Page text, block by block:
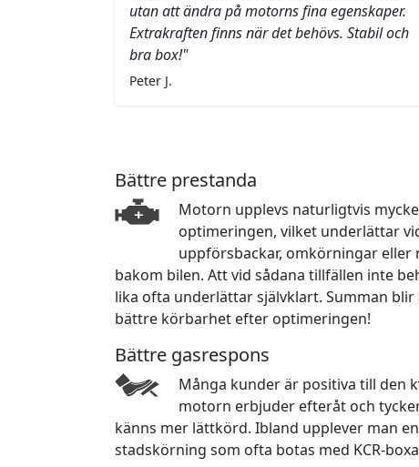
utan att ändra på motorns fina egenskaper.
Extrakraften finns när det behövs. Stabil och
bra box!"
Peter J.
Bättre prestanda
Motorn upplevs naturligtvis
optimeringen, vilket underlättar
uppförsbackar, omkörningar eller
bakom bilen. Att vid sådana tillfällen inte
lika ofta underlättar självklart. Summan
bättre körbarhet efter optimeringen!
Bättre gasrespons
Många kunder är positiva till den
motorn erbjuder efteråt och
känns mer lättkörd. Ibland upplever man
stadskörning som ofta botas med KCR-